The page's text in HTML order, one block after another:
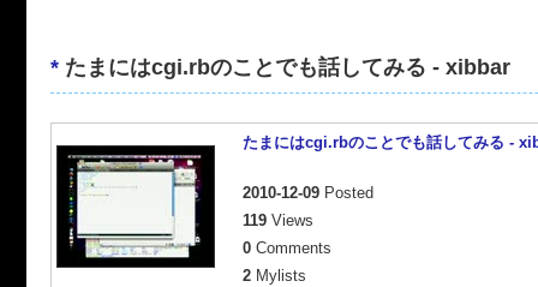
* たまにはcgi.rbのことでも話してみる - xibbar
たまにはcgi.rbのことでも話してみる -
2010-12-09 Posted
119 Views
0 Comments
2 Mylists